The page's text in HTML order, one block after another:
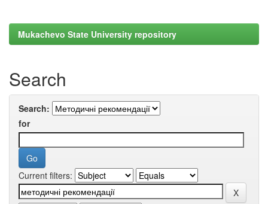
Mukachevo State University repository
Search
Search:
for
Current filters: